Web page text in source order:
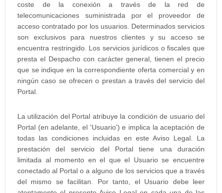
coste de la conexión a través de la red de
telecomunicaciones suministrada por el proveedor de
acceso contratado por los usuarios. Determinados servicios
son exclusivos para nuestros clientes y su acceso se
encuentra restringido. Los servicios jurídicos o fiscales que
presta el Despacho con carácter general, tienen el precio
que se indique en la correspondiente oferta comercial y en
ningún caso se ofrecen o prestan a través del servicio del
Portal.
La utilización del Portal atribuye la condición de usuario del
Portal (en adelante, el 'Usuario') e implica la aceptación de
todas las condiciones incluidas en este Aviso Legal. La
prestación del servicio del Portal tiene una duración
limitada al momento en el que el Usuario se encuentre
conectado al Portal o a alguno de los servicios que a través
del mismo se facilitan. Por tanto, el Usuario debe leer